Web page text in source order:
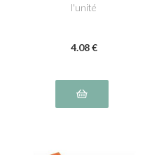
l'unité
4.08 €